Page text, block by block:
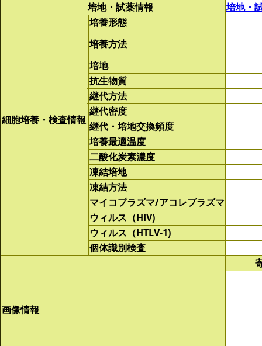
細胞培養・検査情報
培地・試薬情報
培地・
培養形態
培養方法
培地
抗生物質
継代方法
継代密度
継代・培地交換頻度
培養最適温度
二酸化炭素濃度
凍結培地
凍結方法
マイコプラズマ/アコレプラズマ
ウィルス（HIV)
ウィルス（HTLV-1)
個体識別検査
画像情報